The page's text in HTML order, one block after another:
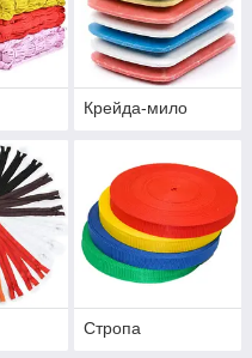
Крейда-мило
Стропа